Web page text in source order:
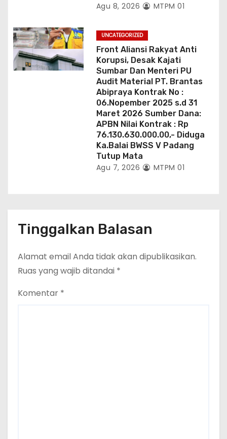
Agu 8, 2026 MTPM 01
UNCATEGORIZED
Front Aliansi Rakyat Anti
Korupsi, Desak Kajati
Sumbar Dan Menteri PU
Audit Material PT. Brantas
Abipraya Kontrak No :
06.Nopember 2025 s.d 31
Maret 2026 Sumber Dana:
APBN Nilai Kontrak : Rp
76.130.630.000.00,- Diduga
Ka.Balai BWSS V Padang
Tutup Mata
Agu 7, 2026 MTPM 01
Tinggalkan Balasan
Alamat email Anda tidak akan dipublikasikan.
Ruas yang wajib ditandai *
Komentar *